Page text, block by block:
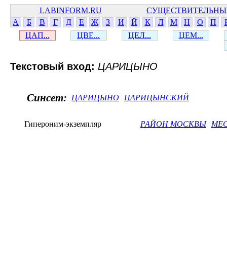
LABINFORM.RU
А
Б В Г Д Е Ж З И Й К Л М Н О П
ЦАП...
ЦВЕ... ЦЕЛ... ЦЕМ...
Текстовый вход: ЦАРИЦЫНО
Синсет: ЦАРИЦЫНО ЦАРИЦЫНСКИЙ
Гипероним-экземпляр РАЙОН МОСКВЫ